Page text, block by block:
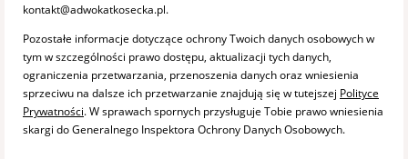
kontakt@adwokatkosecka.pl.
Pozostałe informacje dotyczące ochrony Twoich danych osobowych w
tym w szczególności prawo dostępu, aktualizacji tych danych,
ograniczenia przetwarzania, przenoszenia danych oraz wniesienia
sprzeciwu na dalsze ich przetwarzanie znajdują się w tutejszej Polityce
Prywatności. W sprawach spornych przysługuje Tobie prawo wniesienia
skargi do Generalnego Inspektora Ochrony Danych Osobowych.